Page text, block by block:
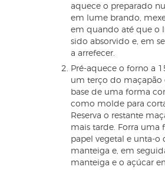
aquece o preparado
em lume brando,
em quando até que o
sido absorvido e, em
a arrefecer.
Pré-aquece o forno a
um terço do maçapão
base de uma forma
como molde para
Reserva o restante
mais tarde. Forra uma
papel vegetal e unta-o
manteiga e, em
manteiga e o açúcar